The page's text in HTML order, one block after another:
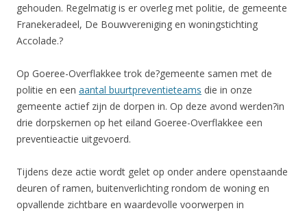
gehouden. Regelmatig is er overleg met politie, de gemeente
Franekeradeel, De Bouwvereniging en woningstichting
Accolade.?
Op Goeree-Overflakkee trok de?gemeente samen met de
politie en een aantal buurtpreventieteams die in onze
gemeente actief zijn de dorpen in. Op deze avond werden?in
drie dorpskernen op het eiland Goeree-Overflakkee een
preventieactie uitgevoerd.
Tijdens deze actie wordt gelet op onder andere openstaande
deuren of ramen, buitenverlichting rondom de woning en
opvallende zichtbare en waardevolle voorwerpen in